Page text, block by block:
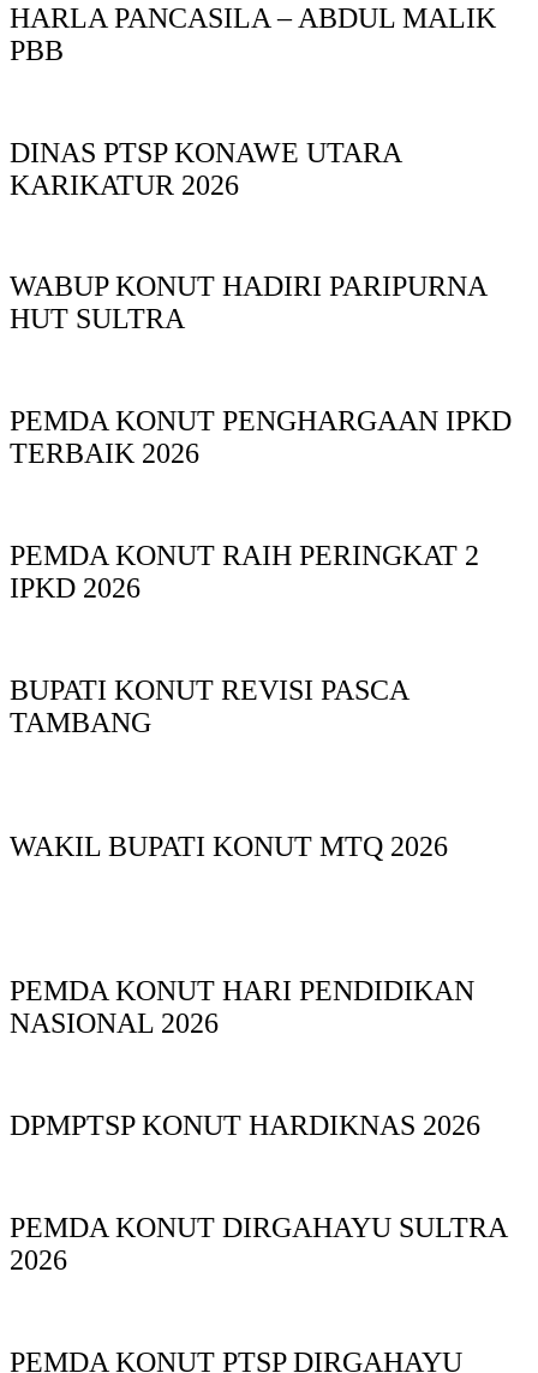
HARLA PANCASILA – ABDUL MALIK
PBB
DINAS PTSP KONAWE UTARA
KARIKATUR 2026
WABUP KONUT HADIRI PARIPURNA
HUT SULTRA
PEMDA KONUT PENGHARGAAN IPKD
TERBAIK 2026
PEMDA KONUT RAIH PERINGKAT 2
IPKD 2026
BUPATI KONUT REVISI PASCA
TAMBANG
WAKIL BUPATI KONUT MTQ 2026
PEMDA KONUT HARI PENDIDIKAN
NASIONAL 2026
DPMPTSP KONUT HARDIKNAS 2026
PEMDA KONUT DIRGAHAYU SULTRA
2026
PEMDA KONUT PTSP DIRGAHAYU